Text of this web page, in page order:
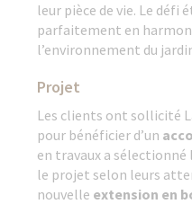
leur pièce de vie. Le défi
parfaitement en
l’environnement du
Projet
Les clients ont sollicité
pour bénéficier d’un
en travaux a
le projet selon leurs
nouvelle extension en